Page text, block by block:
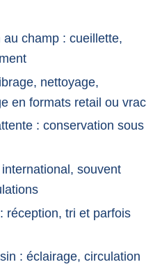
champ : cueillette,
nettoyage,
en formats retail ou vrac
: conservation sous
souvent
réception, tri et parfois
: éclairage, circulation